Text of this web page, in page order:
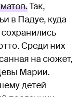
Так,
в Падуе, куда
Среди них
на сюжет,
Марии.
детей